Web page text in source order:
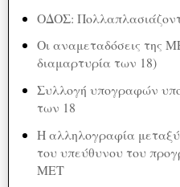
ΟΔΟΣ:
Οι αναμεταδόσεις της
διαμαρτυρία των 18)
Συλλογή υπογραφών
των 18
H αλληλογραφία
του υπεύθυνου του
ΜΕΤ